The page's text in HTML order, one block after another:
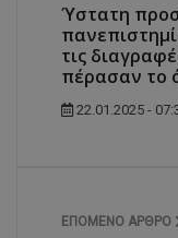
Ύστατη
τις
πέρασαν το
22.01.2025 -
ΕΠΌΜΕΝΟ ΆΡΘΡΟ